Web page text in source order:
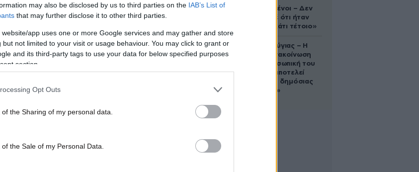
may also be disclosed by us to third parties on the IAB’s List of
that may further disclose it to other third parties.
app uses one or more Google services and may gather and store
but not limited to your visit or usage behaviour. You may click to grant or
and its third-party tags to use your data for below specified purposes
section.
Opt Outs
the Sharing of my personal data.
the Sale of my Personal Data.
συντετριμμένοι – Δεν
έδειξε ποτέ ότι ήταν
ικανός για κάτι τέτοιο»
Χρίστος Κούγιας – Η
αυστηρή ανακοίνωση
για την προσωπική του
ζωή: «Δεν αποτελεί
αντικείμενο δημόσιας
συζήτησης»